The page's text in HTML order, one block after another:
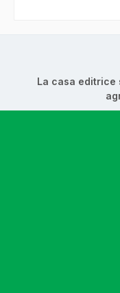
La casa editrice